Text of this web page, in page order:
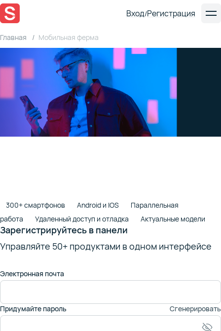
Вход/Регистрация
Главная Мобильная ферма
300+ смартфонов Android и IOS
Параллельная
работа
Удаленный доступ и отладка Актуальные модели
Зарегистрируйтесь в панели
Управляйте 50+ продуктами в одном интерфейсе
Электронная почта
Придумайте пароль Сгенерировать